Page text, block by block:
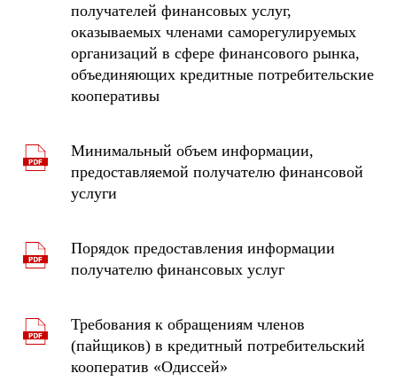
получателей финансовых услуг,
оказываемых членами саморегулируемых
организаций в сфере финансового рынка,
объединяющих кредитные потребительские
кооперативы
Минимальный объем информации,
предоставляемой получателю финансовой
услуги
Порядок предоставления информации
получателю финансовых услуг
Требования к обращениям членов
(пайщиков) в кредитный потребительский
кооператив «Одиссей»